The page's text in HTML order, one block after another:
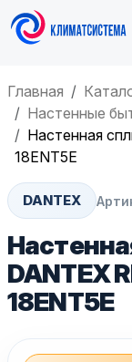
Главная
Настенные
Настенная
18ENT5E
DANTEX
DANTEX
18ENT5E